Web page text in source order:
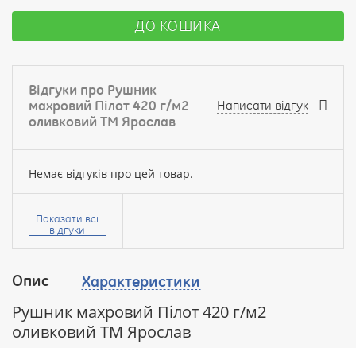
Опис Характеристики
Рушник махровий Пілот 420 г/м2
оливковий ТМ Ярослав
ДО КОШИКА
Відгуки про Рушник
махровий Пілот 420 г/м2
оливковий ТМ Ярослав
Написати відгук
Немає відгуків про цей товар.
Ваше
Ваш
Показати всі
відгуки